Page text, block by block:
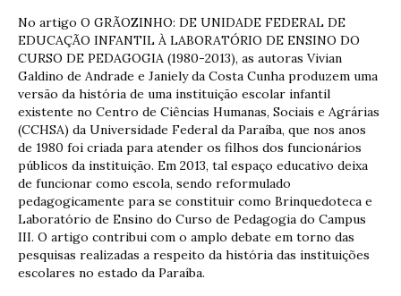
No artigo O GRÃOZINHO: DE UNIDADE FEDERAL DE
EDUCAÇÃO INFANTIL À LABORATÓRIO DE ENSINO DO
CURSO DE PEDAGOGIA (1980-2013), as autoras Vivian
Galdino de Andrade e Janiely da Costa Cunha produzem uma
versão da história de uma instituição escolar infantil
existente no Centro de Ciências Humanas, Sociais e Agrárias
(CCHSA) da Universidade Federal da Paraíba, que nos anos
de 1980 foi criada para atender os filhos dos funcionários
públicos da instituição. Em 2013, tal espaço educativo deixa
de funcionar como escola, sendo reformulado
pedagogicamente para se constituir como Brinquedoteca e
Laboratório de Ensino do Curso de Pedagogia do Campus
III. O artigo contribui com o amplo debate em torno das
pesquisas realizadas a respeito da história das instituições
escolares no estado da Paraíba.